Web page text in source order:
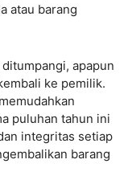
atau barang
apapun
ke pemilik.
puluhan tahun ini
integritas setiap
barang